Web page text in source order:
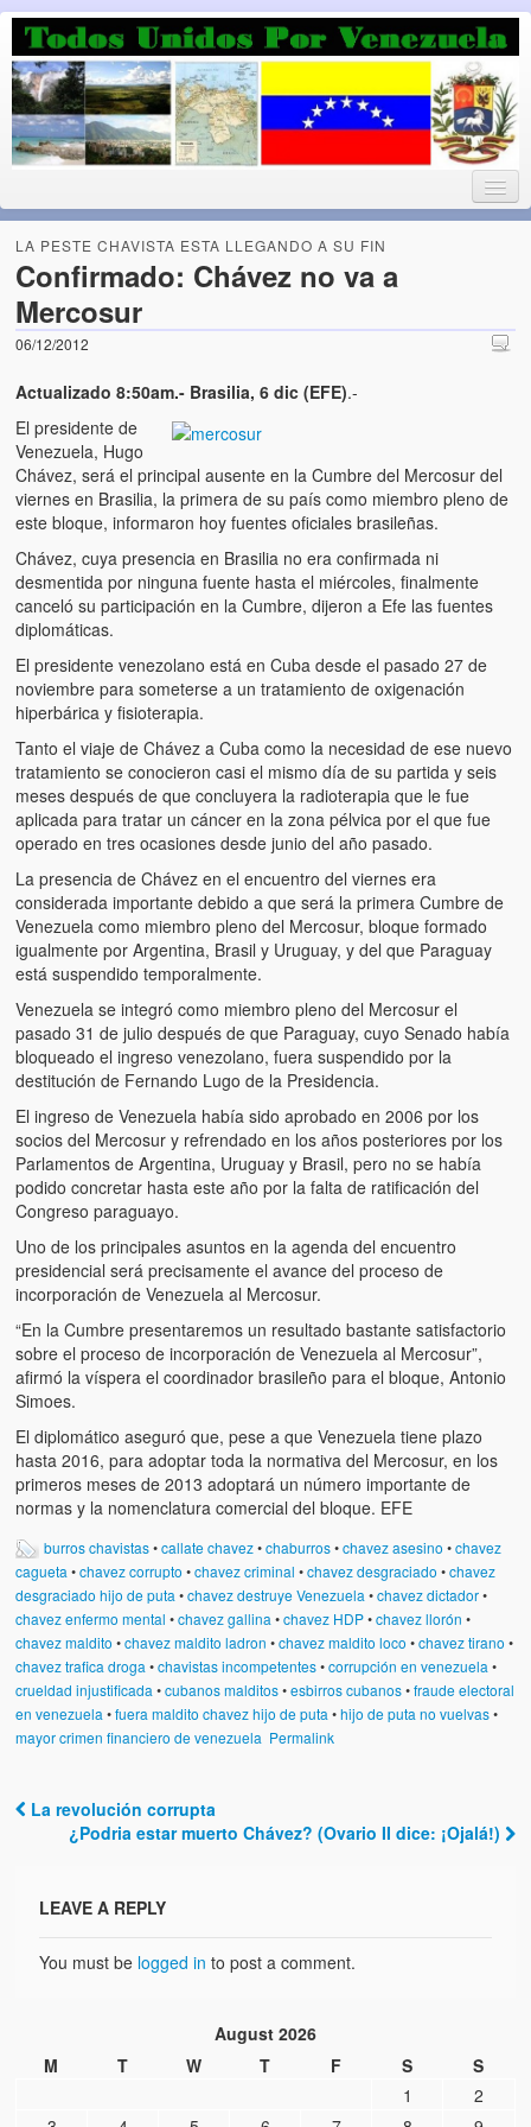
Luchando por la Democracia
Fuera el chavismo, la peor peste que le ha caido a esta tierra
Home
Blog. (Todos Unidos por Venezuela welcomes you to our Blog)
Acerca de este blog (About this Blog)
Artículos
El Tipo y los Rojos en Los Teques (The Jerk and the Reds in
Teques)
Hablé con Chavistas (I spoke with chavistas)
La burla del Chavez “tan amante de los niños” (The mockery of
Chavez “such a children lover”)
Los niños de las calles de Venezuela (Children of the streets of
Venezuela)
Luis y El Mono… en armas (Luis and El Mono… armed)
Puente Llaguno, Miraflores… ¿y Lina?
Radio Emisoras y canales de televisión clausurados por el
de Chávez hasta el 2009
Victimas del 11 de abril de 2002
Víctimas del régimen dictatorial de Chávez desde que tomó el
poder hasta el 31 de diciembre de 2009
Víctimas inocentes de la violencia castrista del 4 de Febrero de
1992
¡¡¡Miserable traidor, mira a tu pueblo!!! (Despicable traitor, look
your country!!!)
Fotos
Versos
Cuentos
Videos
Chistes
LA PESTE CHAVISTA ESTA LLEGANDO A SU FIN
Confirmado: Chávez no va a
Mercosur
06/12/2012
Actualizado 8:50am.- Brasilia, 6 dic (EFE).-
El presidente de
Venezuela, Hugo
Chávez, será el principal ausente en la Cumbre del Mercosur del
viernes en Brasilia, la primera de su país como miembro pleno de
este bloque, informaron hoy fuentes oficiales brasileñas.
Chávez, cuya presencia en Brasilia no era confirmada ni
desmentida por ninguna fuente hasta el miércoles, finalmente
canceló su participación en la Cumbre, dijeron a Efe las fuentes
diplomáticas.
El presidente venezolano está en Cuba desde el pasado 27 de
noviembre para someterse a un tratamiento de oxigenación
hiperbárica y fisioterapia.
Tanto el viaje de Chávez a Cuba como la necesidad de ese nuevo
tratamiento se conocieron casi el mismo día de su partida y seis
meses después de que concluyera la radioterapia que le fue
aplicada para tratar un cáncer en la zona pélvica por el que fue
operado en tres ocasiones desde junio del año pasado.
La presencia de Chávez en el encuentro del viernes era
considerada importante debido a que será la primera Cumbre de
Venezuela como miembro pleno del Mercosur, bloque formado
igualmente por Argentina, Brasil y Uruguay, y del que Paraguay
está suspendido temporalmente.
Venezuela se integró como miembro pleno del Mercosur el
pasado 31 de julio después de que Paraguay, cuyo Senado había
bloqueado el ingreso venezolano, fuera suspendido por la
destitución de Fernando Lugo de la Presidencia.
El ingreso de Venezuela había sido aprobado en 2006 por los
socios del Mercosur y refrendado en los años posteriores por los
Parlamentos de Argentina, Uruguay y Brasil, pero no se había
podido concretar hasta este año por la falta de ratificación del
Congreso paraguayo.
Uno de los principales asuntos en la agenda del encuentro
presidencial será precisamente el avance del proceso de
incorporación de Venezuela al Mercosur.
“En la Cumbre presentaremos un resultado bastante satisfactorio
sobre el proceso de incorporación de Venezuela al Mercosur”,
afirmó la víspera el coordinador brasileño para el bloque, Antonio
Simoes.
El diplomático aseguró que, pese a que Venezuela tiene plazo
hasta 2016, para adoptar toda la normativa del Mercosur, en los
primeros meses de 2013 adoptará un número importante de
normas y la nomenclatura comercial del bloque. EFE
burros chavistas•callate chavez•chaburros•chavez asesino •chavez
cagueta •chavez corrupto •chavez criminal •chavez desgraciado •chavez
desgraciado hijo de puta •chavez destruye Venezuela •chavez dictador•
chavez enfermo mental •chavez gallina •chavez HDP•chavez llorón •
chavez maldito •chavez maldito ladron •chavez maldito loco •chavez tirano •
chavez trafica droga •chavistas incompetentes•corrupción en venezuela •
crueldad injustificada •cubanos malditos•esbirros cubanos•fraude electoral
en venezuela •fuera maldito chavez hijo de puta •hijo de puta no vuelvas•
mayor crimen financiero de venezuela Permalink
Post navigation
La revolución corrupta
¿Podria estar muerto Chávez? (Ovario II dice: ¡Ojalá!)
LEAVE A REPLY
You must be logged in to post a comment.
August 2026
M
T W T F S
S
1
2